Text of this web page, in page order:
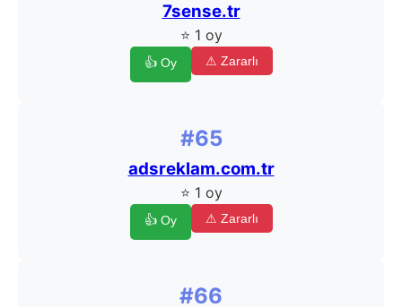
7sense.tr
⭐ 1 oy
👍 Oy ⚠ Zararlı
#65
adsreklam.com.tr
⭐ 1 oy
👍 Oy ⚠ Zararlı
#66